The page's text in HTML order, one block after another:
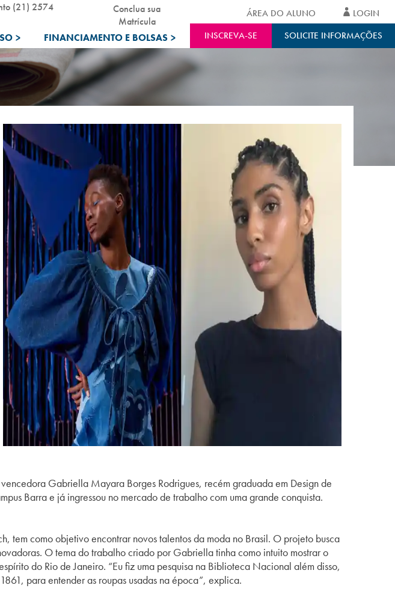
> FINANCIAMENTO E BOLSAS >
(21) 2574
Conclua sua
Matrícula
INSCREVA-SE SOLICITE INFORMAÇÕES
ÁREA DO ALUNO LOGIN
Gabriella Mayara Borges Rodrigues, recém graduada em Design de
Barra e já ingressou no mercado de trabalho com uma grande conquista.
tem como objetivo encontrar novos talentos da moda no Brasil. O projeto busca
O tema do trabalho criado por Gabriella tinha como intuito mostrar o
do Rio de Janeiro. “Eu fiz uma pesquisa na Biblioteca Nacional além disso,
para entender as roupas usadas na época”, explica.